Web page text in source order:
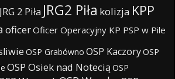
JRG 2 Piła JRG2 Piła kolizja KPP
oficerOficer Operacyjny KP PSP w Pile
OSP Grabówno OSP KaczoryOSP
OSP Osiek nad Notecią OSP